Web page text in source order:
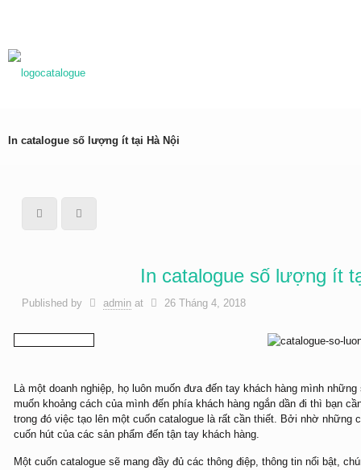
In catalogue số lượng ít tại Hà Nội
In catalogue số lượng ít
Published by admin at 26 Tháng 4, 2018
Là một doanh nghiệp, họ luôn muốn đưa đến tay khách hàng mình
muốn khoảng cách của mình đến phía khách hàng ngắn dần đi thì bạn
trong đó việc tạo lên một cuốn catalogue là rất cần thiết. Bởi nhờ những
cuốn hút của các sản phẩm đến tận tay khách hàng.
Một cuốn catalogue sẽ mang đầy đủ các thông điệp, thông tin nổi bật,